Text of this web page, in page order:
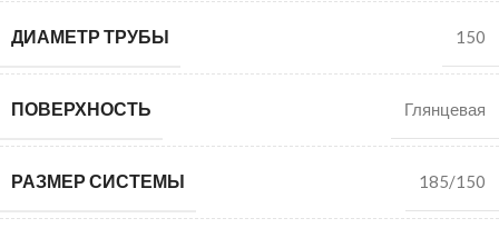
ДИАМЕТР ТРУБЫ 150
ПОВЕРХНОСТЬ Глянцевая
РАЗМЕР СИСТЕМЫ 185/150